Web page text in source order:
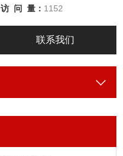
访 问 量： 1152
联系我们